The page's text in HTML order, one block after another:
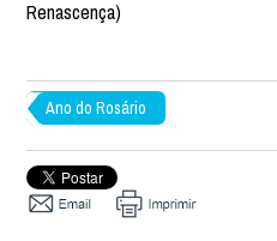
Renascença)
Ano do Rosário